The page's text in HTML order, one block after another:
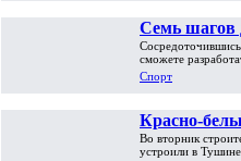
Семь шагов
сможете
Спорт
Красно-
Во вторник
устроили в Тушине